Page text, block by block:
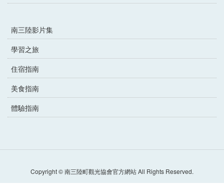
南三陸影片集
學習之旅
住宿指南
美食指南
體驗指南
Copyright © 南三陸町觀光協會官方網站 All Rights Reserved.